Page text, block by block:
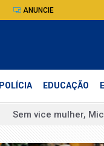
ANUNCIE
POLÍCIA EDUCAÇÃO
Sem vice mulher,
Boulos chama vice